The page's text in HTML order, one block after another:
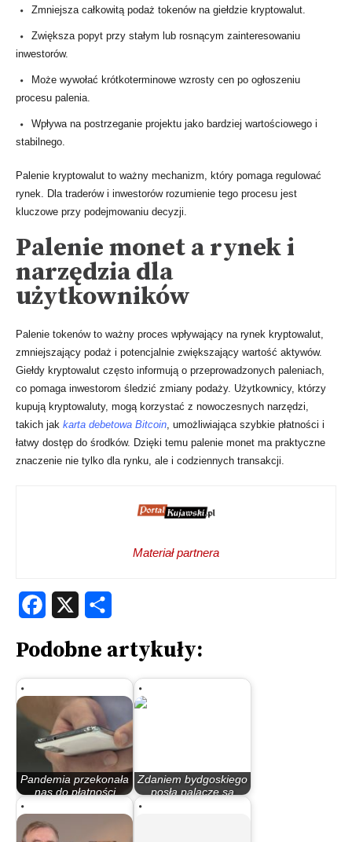
Zmniejsza całkowitą podaż tokenów na giełdzie kryptowalut.
Zwiększa popyt przy stałym lub rosnącym zainteresowaniu
inwestorów.
Może wywołać krótkoterminowe wzrosty cen po ogłoszeniu
procesu palenia.
Wpływa na postrzeganie projektu jako bardziej wartościowego i
stabilnego.
Palenie kryptowalut to ważny mechanizm, który pomaga regulować
rynek. Dla traderów i inwestorów rozumienie tego procesu jest
kluczowe przy podejmowaniu decyzji.
Palenie monet a rynek i
narzędzia dla
użytkowników
Palenie tokenów to ważny proces wpływający na rynek kryptowalut,
zmniejszający podaż i potencjalnie zwiększający wartość aktywów.
Giełdy kryptowalut często informują o przeprowadzonych paleniach,
co pomaga inwestorom śledzić zmiany podaży. Użytkownicy, którzy
kupują kryptowaluty, mogą korzystać z nowoczesnych narzędzi,
takich jak karta debetowa Bitcoin, umożliwiająca szybkie płatności i
łatwy dostęp do środków. Dzięki temu palenie monet ma praktyczne
znaczenie nie tylko dla rynku, ale i codziennych transakcji.
Materiał partnera
Facebook
Podobne artykuły:
Pandemia przekonała
nas do płatności
Zdaniem bydgoskiego
posła palacze są